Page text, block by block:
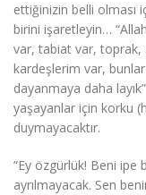
ettiğinizin belli olması
birini işaretleyin…
var, tabiat var, toprak,
kardeşlerim var, bunlar
dayanmaya daha
yaşayanlar için korku
duymayacaktır.
“Ey özgürlük! Beni ipe
ayrılmayacak. Sen